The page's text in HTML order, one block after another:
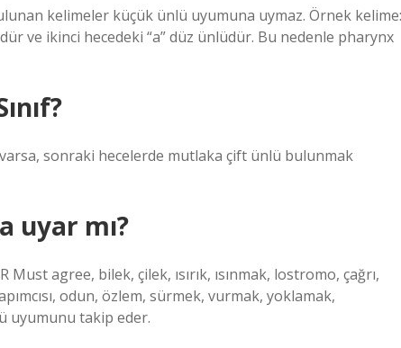
kelimeler küçük ünlü uyumuna uymaz. Örnek kelime:
ve ikinci hecedeki “a” düz ünlüdür. Bu nedenle pharynx
sonraki hecelerde mutlaka çift ünlü bulunmak
uyar mı?
Must agree, bilek, çilek, ısırık, ısınmak, lostromo, çağrı,
odun, özlem, sürmek, vurmak, yoklamak,
uyumunu takip eder.